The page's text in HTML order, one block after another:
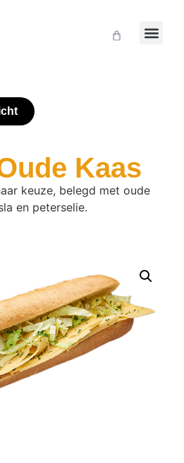
Kaas
keuze, belegd met oude
en peterselie.